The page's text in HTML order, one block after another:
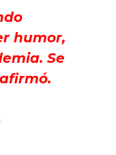
humor,
Se